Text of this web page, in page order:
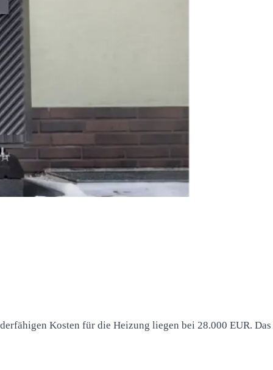
Kosten für die Heizung liegen bei 28.000 EUR. Das